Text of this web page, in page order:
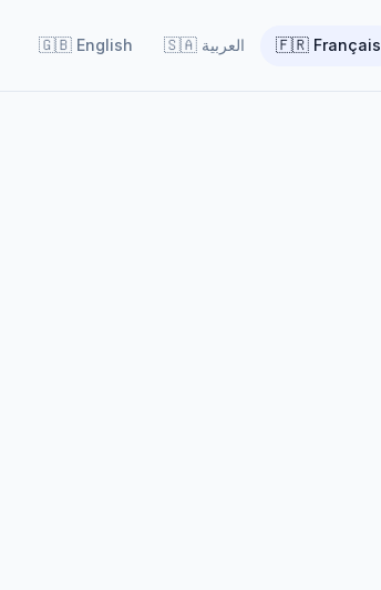
🇬🇧 English 🇸🇦 العربية 🇫🇷 Français